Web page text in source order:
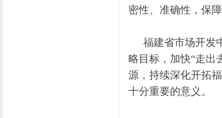
密性、准确性，保
福建省市场开发
略目标，加快“走出
源，持续深化开拓
十分重要的意义。